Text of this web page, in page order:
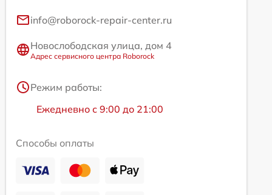
info@roborock-repair-center.ru
Новослободская улица, дом 4
Адрес сервисного центра Roborock
Режим работы:
Ежедневно с 9:00 до 21:00
Способы оплаты